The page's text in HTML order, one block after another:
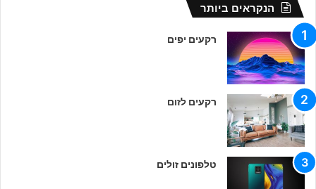
הנקראים ביותר
רקעים יפים
רקעים לזום
טלפונים זולים